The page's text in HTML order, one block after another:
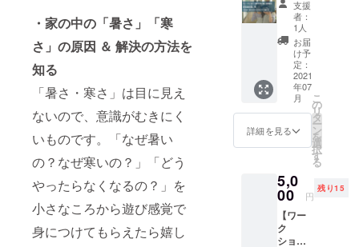
・家の中の「暑さ」「寒
さ」の原因 ＆ 解決の方法を
知る
「暑さ・寒さ」は目に見え
ないので、意識がむきにく
いものです。「なぜ暑い
の？なぜ寒いの？」「どう
やったらなくなるの？」を
小さなころから遊び感覚で
身につけてもらえたら嬉し
超えて、多
くの人に
「幸せ」を
（かた）を
創っていき
たい。
Passive
Passive
Design +
付する
予定で
す。
日々の
活動
は、
ホーム
ページ
の他、
インス
okでお
伝えし
す。ぜ
ひ引き
購入さ
れた方
限定！
お友達
お誘い
既に
ワーク
ショッ
プ参加
券（オ
ン版 / 会
場版）
をご購
入くだ
さって
いる方
のみ、
支援
者：
1人
お届
け予
定：
2021
年07
月
詳細を見る
こ
の
リ
タ
ー
ン
を
選
択
す
る
5,0
00 円
残り15
【ワー
ク
ショッ